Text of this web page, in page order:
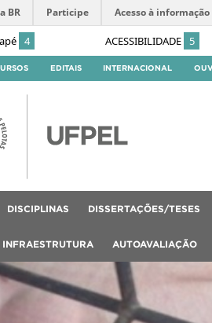
4 ACESSIBILIDADE 5
BR Participe Acesso à informação
EDITAIS INTERNACIONAL
DISCIPLINAS DISSERTAÇÕES/TESES
INFRAESTRUTURA AUTOAVALIAÇÃO